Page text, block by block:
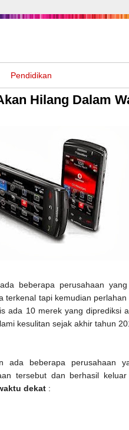
Pendidikan
Hilang Dalam
beberapa perusahaan
terkenal tapi kemudian
ada 10 merek yang diprediksi
kesulitan sejak akhir tahun
ada beberapa perusahaan
tersebut dan berhasil
dekat :